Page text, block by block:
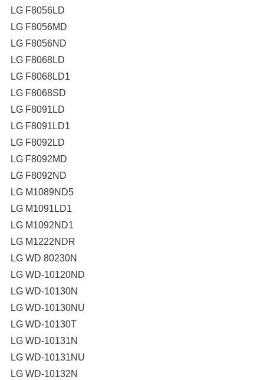
LG F8056LD
LG F8056MD
LG F8056ND
LG F8068LD
LG F8068LD1
LG F8068SD
LG F8091LD
LG F8091LD1
LG F8092LD
LG F8092MD
LG F8092ND
LG M1089ND5
LG M1091LD1
LG M1092ND1
LG M1222NDR
LG WD 80230N
LG WD-10120ND
LG WD-10130N
LG WD-10130NU
LG WD-10130T
LG WD-10131N
LG WD-10131NU
LG WD-10132N